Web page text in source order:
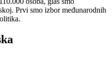
Prvi smo izbor međunarodnih